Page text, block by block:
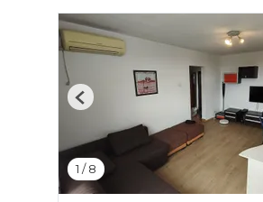
1 /8
Previous